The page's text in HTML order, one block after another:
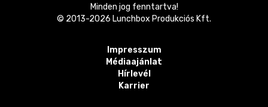
Minden jog fenntartva!
© 2013-2026 Lunchbox Produkciós Kft.
Impresszum
Médiaajánlat
Hírlevél
Karrier